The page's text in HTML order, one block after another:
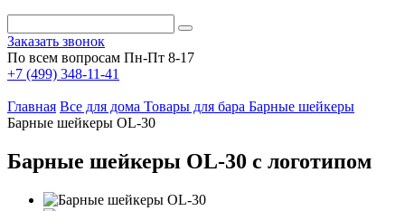
Заказать звонок
По всем вопросам Пн-Пт 8-17
+7 (499) 348-11-41
Главная Все для дома Товары для бара Барные шейкеры
Барные шейкеры OL-30
Барные шейкеры OL-30 с логотипом